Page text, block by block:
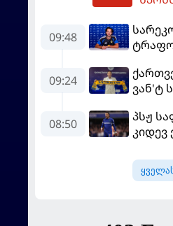
09:48
09:24
ვან'ტ
08:50
პსჟ